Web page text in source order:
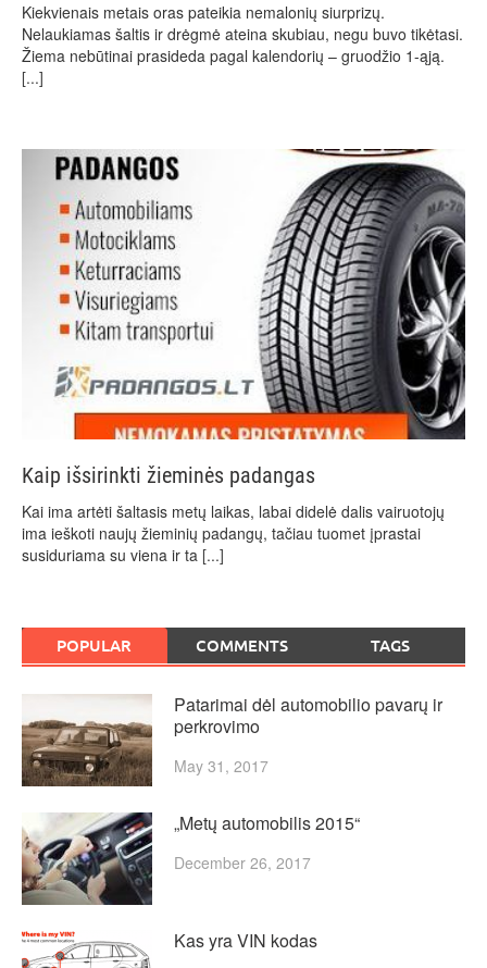
Kiekvienais metais oras pateikia nemalonių siurprizų.
Nelaukiamas šaltis ir drėgmė ateina skubiau, negu buvo tikėtasi.
Žiema nebūtinai prasideda pagal kalendorių – gruodžio 1-ąją.
[...]
Kaip išsirinkti žieminės padangas
Kai ima artėti šaltasis metų laikas, labai didelė dalis vairuotojų
ima ieškoti naujų žieminių padangų, tačiau tuomet įprastai
susiduriama su viena ir ta [...]
POPULAR COMMENTS TAGS
Patarimai dėl automobilio pavarų ir
perkrovimo
May 31, 2017
„Metų automobilis 2015“
December 26, 2017
Kas yra VIN kodas